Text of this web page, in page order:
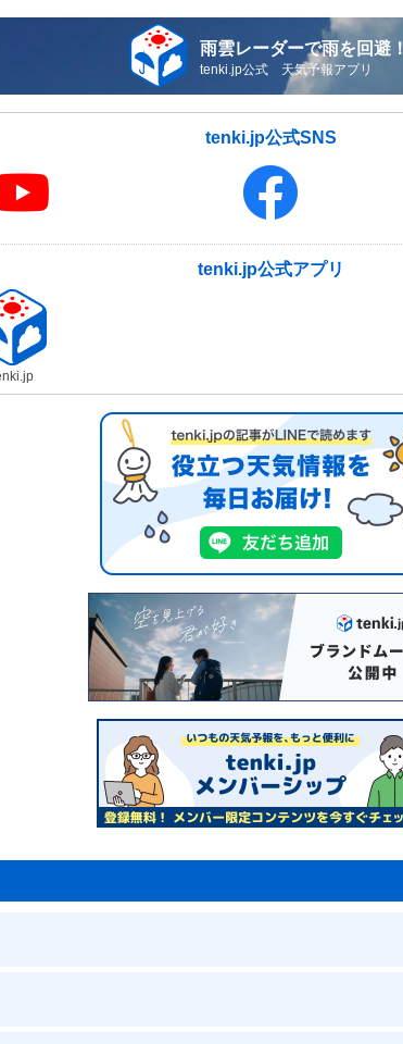
雨雲レーダーで雨を回避！
tenki.jp公式 天気予報アプリ
tenki.jp公式SNS
tenki.jp公式アプリ